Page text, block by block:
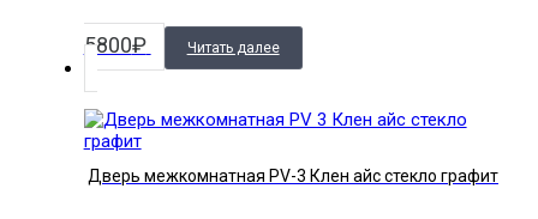
5800₽ Читать далее
Дверь межкомнатная PV-3 Клен айс стекло графит